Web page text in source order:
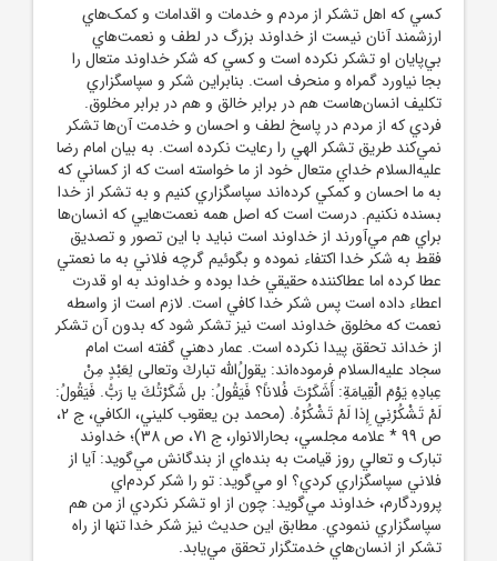
کسي که اهل تشکر از مردم و خدمات و اقدامات و کمک‌هاي
ارزشمند آنان نيست از خداوند بزرگ در لطف و نعمت‌هاي
بي‌پايان او تشکر نکرده است و کسي که شکر خداوند متعال را
بجا نياورد گمراه و منحرف است. بنابراين شکر و سپاسگزاري
تکليف انسان‌هاست هم در برابر خالق و هم در برابر مخلوق.
فردي که از مردم در پاسخ لطف و احسان و خدمت آن‌ها تشکر
نمي‌کند طريق تشکر الهي را رعايت نکرده است. به بيان امام رضا
عليه‌السلام خداي متعال خود از ما خواسته است که از کساني که
به ما احسان و کمکي کرده‌اند سپاسگزاري کنيم و به تشکر از خدا
بسنده نکنيم. درست است که اصل همه نعمت‌هايي که انسان‌ها
براي هم مي‌آورند از خداوند است نبايد با اين تصور و تصديق
فقط به شکر خدا اکتفاء نموده و بگوئيم گرچه فلاني به ما نعمتي
عطا کرده اما عطاکننده حقيقي خدا بوده و خداوند به او قدرت
اعطاء داده است پس شکر خدا کافي است. لازم است از واسطه
نعمت که مخلوق خداوند است نيز تشکر شود که بدون آن تشکر
از خداند تحقق پيدا نکرده است. عمار دهني گفته است امام
سجاد عليه‌السلام فرموده‌اند: يقولُ‌الله تباركَ وتعالى لِعَبْدٍ مِنْ
عِبادِهِ يَوْمَ الْقِيامَةِ: أَشَكَرْتَ فُلاناً؟ فَيَقُولُ: بل شَكَرْتُكَ يا رَبُّ. فَيَقُولُ:
لَمْ تَشْكُرْنِي إِذا لَمْ تَشْكُرْهُ. (محمد بن يعقوب کليني، الکافي، ج 2،
ص 99 * علامه مجلسي، بحارالانوار، ج 71، ص 38)؛ خداوند
تبارک و تعالي روز قيامت به بنده‌اي از بندگانش مي‌گويد: آيا از
فلاني سپاسگزاري کردي؟ او مي‌گويد: تو را شکر کردم‌اي
پروردگارم، خداوند مي‌گويد: چون از او تشکر نکردي از من هم
سپاسگزاري ننمودي. مطابق اين حديث نيز شکر خدا تنها از راه
تشکر از انسان‌هاي خدمتگزار تحقق مي‌يابد.